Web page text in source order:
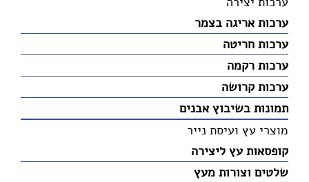
ערכות אריגה בצמר
ערכות חריטה
ערכות רקמה
ערכות קרושה
תמונות בשיבוץ אבנים
מוצרי עץ ועיסת נייר
קופסאות עץ ליצירה
שלטים וצורות מעץ